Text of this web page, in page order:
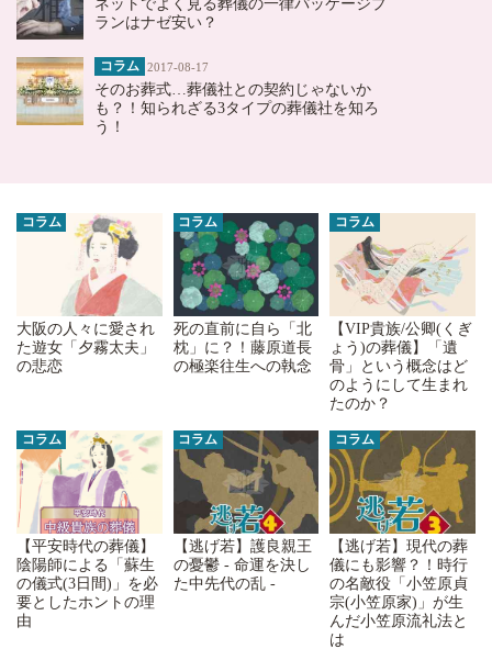
ネットでよく見る葬儀の一律パッケージプ
ランはナゼ安い？
コラム 2017-08-17
そのお葬式…葬儀社との契約じゃないか
も？！知られざる3タイプの葬儀社を知ろ
う！
コラム
大阪の人々に愛され
た遊女「夕霧太夫」
の悲恋
コラム
死の直前に自ら「北
枕」に？！藤原道長
の極楽往生への執念
コラム
【VIP貴族/公卿(くぎ
ょう)の葬儀】「遺
骨」という概念はど
のようにして生まれ
たのか？
コラム
【平安時代の葬儀】
陰陽師による「蘇生
の儀式(3日間)」を必
要としたホントの理
由
コラム
【逃げ若】護良親王
の憂鬱 - 命運を決し
た中先代の乱 -
コラム
【逃げ若】現代の葬
儀にも影響？！時行
の名敵役「小笠原貞
宗(小笠原家)」が生
んだ小笠原流礼法と
は